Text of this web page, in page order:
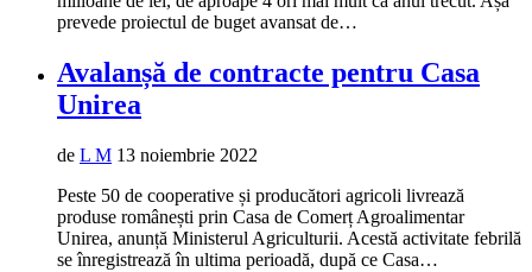
prevede proiectul de buget avansat de…
Avalanșă de contracte pentru Casa
Unirea
de L M 13 noiembrie 2022
Peste 50 de cooperative și producători agricoli livrează
produse românești prin Casa de Comerț Agroalimentar
Unirea, anunță Ministerul Agriculturii. Acestă activitate febrilă
se înregistrează în ultima perioadă, după ce Casa…